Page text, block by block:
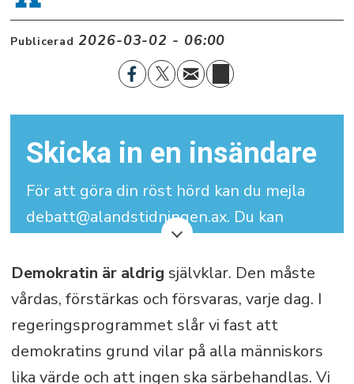
Publicerad 2026-03-02 - 06:00
Skicka in en insändare
För att göra din röst hörd kan du mejla
debatt@alandstidningen.ax. Du kan
skriva under med signatur men vi
behöver dina kontaktuppgifter.
Din insändare får maximalt bestå av
3.000 tecken (inklusive mellanslag).
Demokratin är aldrig självklar. Den måste
vårdas, förstärkas och försvaras, varje dag. I
regeringsprogrammet slår vi fast att
demokratins grund vilar på alla människors
lika värde och att ingen ska särbehandlas. Vi